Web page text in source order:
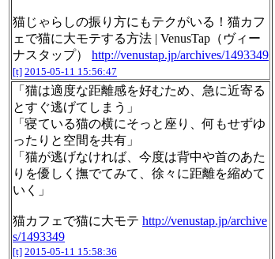
猫じゃらしの振り方にもテクがいる！猫カフ
ェで猫に大モテする方法 | VenusTap（ヴィー
ナスタップ） http://venustap.jp/archives/1493349
[t] 2015-05-11 15:56:47
「猫は適度な距離感を好むため、急に近寄る
とすぐ逃げてしまう」
「寝ている猫の横にそっと座り、何もせずゆ
ったりと空間を共有」
「猫が逃げなければ、今度は背中や首のあた
りを優しく撫でてみて、徐々に距離を縮めて
いく」
猫カフェで猫に大モテ http://venustap.jp/archive
s/1493349
[t] 2015-05-11 15:58:36